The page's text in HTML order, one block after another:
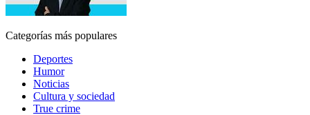
Categorías más populares
Deportes
Humor
Noticias
Cultura y sociedad
True crime